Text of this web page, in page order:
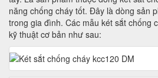
năng chống cháy tốt. Đây là dòng sản
trong gia đình. Các mẫu két sắt chống
kỹ thuật cơ bản như sau: